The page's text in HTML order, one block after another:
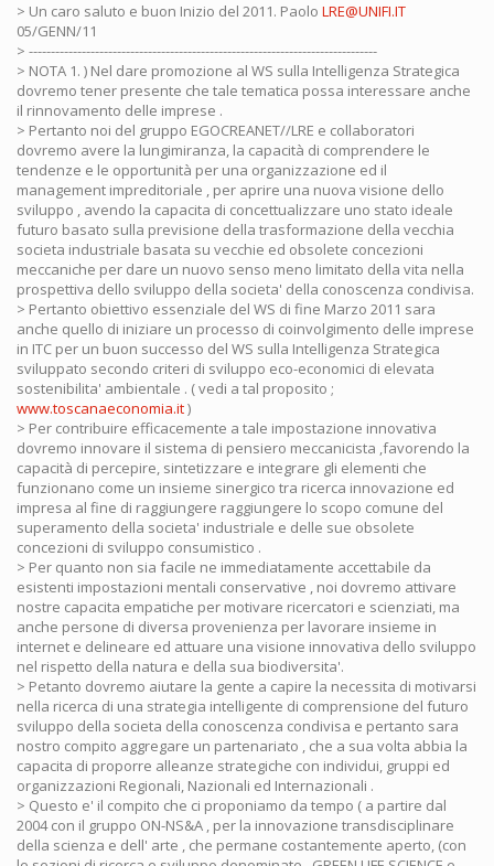
> Un caro saluto e buon Inizio del 2011. Paolo LRE@UNIFI.IT
05/GENN/11
> -------------------------------------------------------------------------------
> NOTA 1. ) Nel dare promozione al WS sulla Intelligenza Strategica
dovremo tener presente che tale tematica possa interessare anche
il rinnovamento delle imprese .
> Pertanto noi del gruppo EGOCREANET//LRE e collaboratori
dovremo avere la lungimiranza, la capacità di comprendere le
tendenze e le opportunità per una organizzazione ed il
management impreditoriale , per aprire una nuova visione dello
sviluppo , avendo la capacita di concettualizzare uno stato ideale
futuro basato sulla previsione della trasformazione della vecchia
societa industriale basata su vecchie ed obsolete concezioni
meccaniche per dare un nuovo senso meno limitato della vita nella
prospettiva dello sviluppo della societa' della conoscenza condivisa.
> Pertanto obiettivo essenziale del WS di fine Marzo 2011 sara
anche quello di iniziare un processo di coinvolgimento delle imprese
in ITC per un buon successo del WS sulla Intelligenza Strategica
sviluppato secondo criteri di sviluppo eco-economici di elevata
sostenibilita' ambientale . ( vedi a tal proposito ;
www.toscanaeconomia.it)
> Per contribuire efficacemente a tale impostazione innovativa
dovremo innovare il sistema di pensiero meccanicista ,favorendo la
capacità di percepire, sintetizzare e integrare gli elementi che
funzionano come un insieme sinergico tra ricerca innovazione ed
impresa al fine di raggiungere raggiungere lo scopo comune del
superamento della societa' industriale e delle sue obsolete
concezioni di sviluppo consumistico .
> Per quanto non sia facile ne immediatamente accettabile da
esistenti impostazioni mentali conservative , noi dovremo attivare
nostre capacita empatiche per motivare ricercatori e scienziati, ma
anche persone di diversa provenienza per lavorare insieme in
internet e delineare ed attuare una visione innovativa dello sviluppo
nel rispetto della natura e della sua biodiversita'.
> Petanto dovremo aiutare la gente a capire la necessita di motivarsi
nella ricerca di una strategia intelligente di comprensione del futuro
sviluppo della societa della conoscenza condivisa e pertanto sara
nostro compito aggregare un partenariato , che a sua volta abbia la
capacita di proporre alleanze strategiche con individui, gruppi ed
organizzazioni Regionali, Nazionali ed Internazionali .
> Questo e' il compito che ci proponiamo da tempo ( a partire dal
2004 con il gruppo ON-NS&A , per la innovazione transdisciplinare
della scienza e dell' arte , che permane costantemente aperto, (con